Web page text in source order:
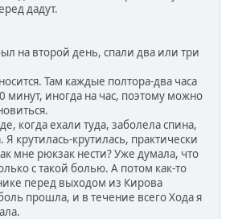
дадут.
на второй день, спали два или три
Там каждые полтора-два часа
минут, иногда на час, поэтому можно
когда ехали туда, заболела спина,
Я крутилась-крутилась, практически
мне рюкзак нести? Уже думала, что
с такой болью. А потом как-то
перед выходом из Кирова
прошла, и в течение всего Хода я